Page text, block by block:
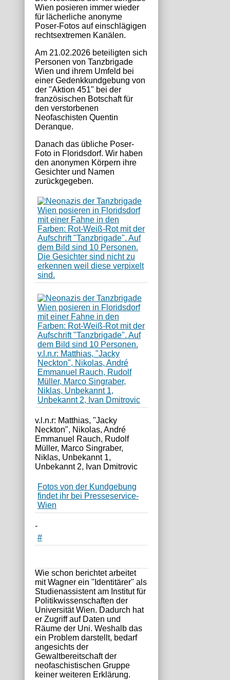
Wien posieren immer wieder
für lächerliche anonyme
Poser-Fotos auf einschlägigen
rechtsextremen Kanälen.
Am 21.02.2026 beteiligten sich
Personen von Tanzbrigade
Wien und ihrem Umfeld bei
einer Gedenkkundgebung von
der "Aktion 451" bei der
französischen Botschaft für
den verstorbenen
Neofaschisten Quentin
Deranque.
Danach das übliche Poser-
Foto in Floridsdorf. Wir haben
den anonymen Körpern ihre
Gesichter und Namen
zurückgegeben.
v.l.n.r: Matthias, "Jacky
Neckton", Nikolas, André
Emmanuel Rauch, Rudolf
Müller, Marco Singraber,
Niklas, Unbekannt 1,
Unbekannt 2, Ivan Dmitrovic
Fotos von der Kundgebung
findet ihr bei Presseservice-
Wien
-
#
Wie schon berichtet arbeitet
mit Wagner ein "Identitärer" als
Studienassistent am Institut für
Politikwissenschaften der
Universität Wien. Dadurch hat
er Zugriff auf Daten und
Räume der Uni. Weshalb das
ein Problem darstellt, bedarf
angesichts der
Gewaltbereitschaft der
neofaschistischen Gruppe
keiner weiteren Erklärung.